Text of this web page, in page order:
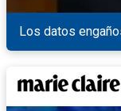
Los datos